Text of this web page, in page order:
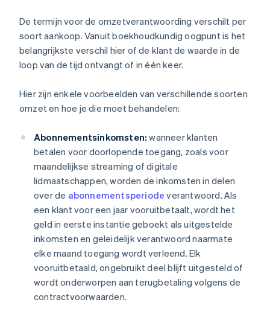
De termijn voor de omzetverantwoording verschilt per
soort aankoop. Vanuit boekhoudkundig oogpunt is het
belangrijkste verschil hier of de klant de waarde in de
loop van de tijd ontvangt of in één keer.
Hier zijn enkele voorbeelden van verschillende soorten
omzet en hoe je die moet behandelen:
Abonnementsinkomsten: wanneer klanten
betalen voor doorlopende toegang, zoals voor
maandelijkse streaming of digitale
lidmaatschappen, worden de inkomsten in delen
over de abonnementsperiode verantwoord. Als
een klant voor een jaar vooruitbetaalt, wordt het
geld in eerste instantie geboekt als uitgestelde
inkomsten en geleidelijk verantwoord naarmate
elke maand toegang wordt verleend. Elk
vooruitbetaald, ongebruikt deel blijft uitgesteld of
wordt onderworpen aan terugbetaling volgens de
contractvoorwaarden.